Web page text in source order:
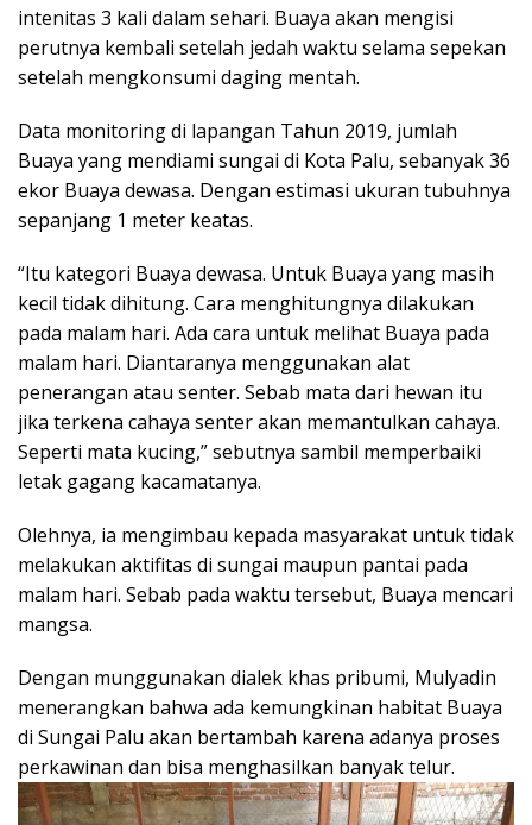
intenitas 3 kali dalam sehari. Buaya akan mengisi
perutnya kembali setelah jedah waktu selama sepekan
setelah mengkonsumi daging mentah.
Data monitoring di lapangan Tahun 2019, jumlah
Buaya yang mendiami sungai di Kota Palu, sebanyak 36
ekor Buaya dewasa. Dengan estimasi ukuran tubuhnya
sepanjang 1 meter keatas.
“Itu kategori Buaya dewasa. Untuk Buaya yang masih
kecil tidak dihitung. Cara menghitungnya dilakukan
pada malam hari. Ada cara untuk melihat Buaya pada
malam hari. Diantaranya menggunakan alat
penerangan atau senter. Sebab mata dari hewan itu
jika terkena cahaya senter akan memantulkan cahaya.
Seperti mata kucing,” sebutnya sambil memperbaiki
letak gagang kacamatanya.
Olehnya, ia mengimbau kepada masyarakat untuk tidak
melakukan aktifitas di sungai maupun pantai pada
malam hari. Sebab pada waktu tersebut, Buaya mencari
mangsa.
Dengan munggunakan dialek khas pribumi, Mulyadin
menerangkan bahwa ada kemungkinan habitat Buaya
di Sungai Palu akan bertambah karena adanya proses
perkawinan dan bisa menghasilkan banyak telur.